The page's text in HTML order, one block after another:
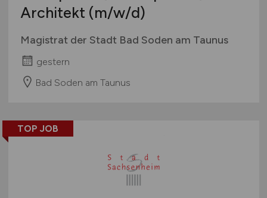
Architekt (m/w/d)
Magistrat der Stadt Bad Soden am Taunus
gestern
Bad Soden am Taunus
TOP JOB